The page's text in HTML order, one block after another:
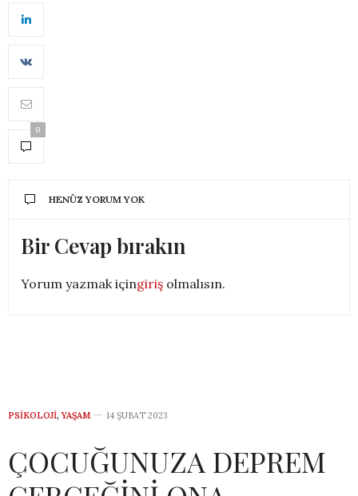
0
HENÜZ YORUM YOK
Bir Cevap bırakın
Yorum yazmak içingiriş olmalısın.
PSIKOLOJI, YAŞAM 14 ŞUBAT 2023
ÇOCUĞUNUZA DEPREM